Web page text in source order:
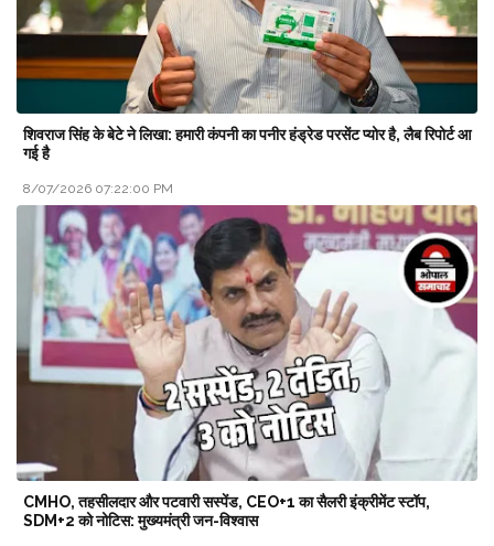
शिवराज सिंह के बेटे ने लिखा: हमारी कंपनी का पनीर हंड्रेड परसेंट प्योर है, लैब रिपोर्ट आ
गई है
8/07/2026 07:22:00 PM
CMHO, तहसीलदार और पटवारी सस्पेंड, CEO+1 का सैलरी इंक्रीमेंट स्टॉप,
SDM+2 को नोटिस: मुख्यमंत्री जन-विश्वास